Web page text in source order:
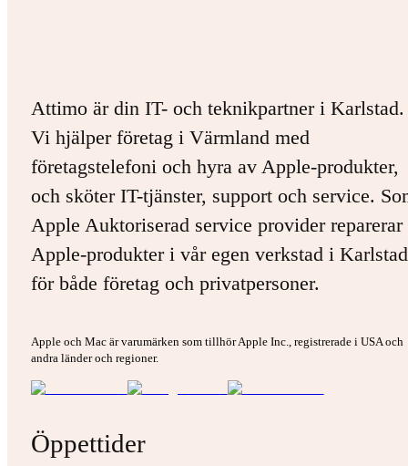
Attimo är din IT- och teknikpartner i Karlstad.
Vi hjälper företag i Värmland med
företagstelefoni och hyra av Apple-produkter,
och sköter IT-tjänster, support och service.
Apple Auktoriserad service provider
Apple-produkter i vår egen verkstad i
för både företag och privatpersoner.
Apple och Mac är varumärken som tillhör Apple Inc., registrerade i USA och
andra länder och regioner.
Öppettider